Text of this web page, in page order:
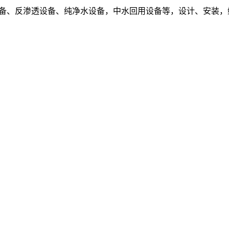
反渗透设备、纯净水设备，中水回用设备等，设计、安装，